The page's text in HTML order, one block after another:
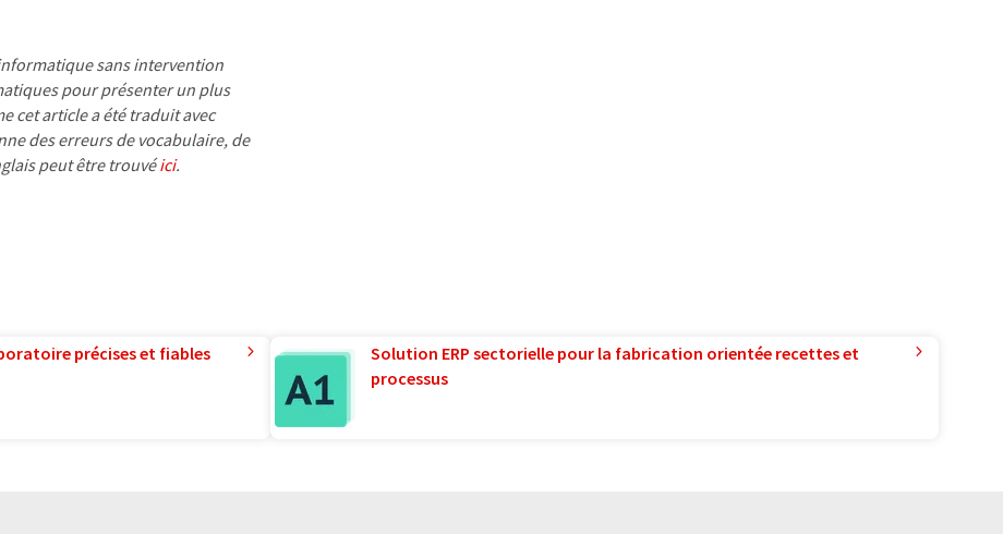
sans intervention
pour présenter un plus
cet article a été traduit avec
des erreurs de vocabulaire, de
peut être trouvéici.
précises et fiables
Solution ERP sectorielle pour la fabrication orientée recettes et
processus